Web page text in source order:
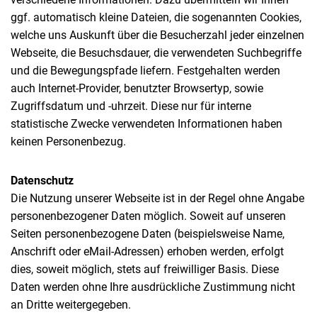
ggf. automatisch kleine Dateien, die sogenannten Cookies,
welche uns Auskunft über die Besucherzahl jeder einzelnen
Webseite, die Besuchsdauer, die verwendeten Suchbegriffe
und die Bewegungspfade liefern. Festgehalten werden
auch Internet-Provider, benutzter Browsertyp, sowie
Zugriffsdatum und -uhrzeit. Diese nur für interne
statistische Zwecke verwendeten Informationen haben
keinen Personenbezug.
Datenschutz
Die Nutzung unserer Webseite ist in der Regel ohne Angabe
personenbezogener Daten möglich. Soweit auf unseren
Seiten personenbezogene Daten (beispielsweise Name,
Anschrift oder eMail-Adressen) erhoben werden, erfolgt
dies, soweit möglich, stets auf freiwilliger Basis. Diese
Daten werden ohne Ihre ausdrückliche Zustimmung nicht
an Dritte weitergegeben.